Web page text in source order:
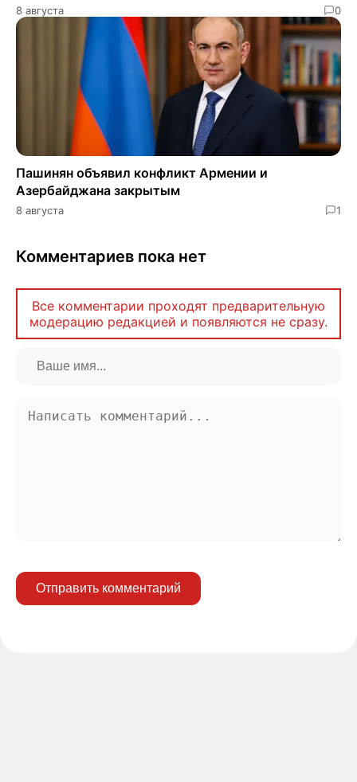
8 августа 0
Пашинян объявил конфликт Армении и
Азербайджана закрытым
8 августа 1
Комментариев пока нет
Все комментарии проходят предварительную
модерацию редакцией и появляются не сразу.
Отправить комментарий